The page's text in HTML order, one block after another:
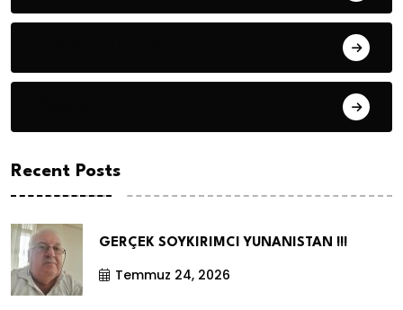
Recent Posts
GERÇEK SOYKIRIMCI YUNANISTAN !!!
Temmuz 24, 2026